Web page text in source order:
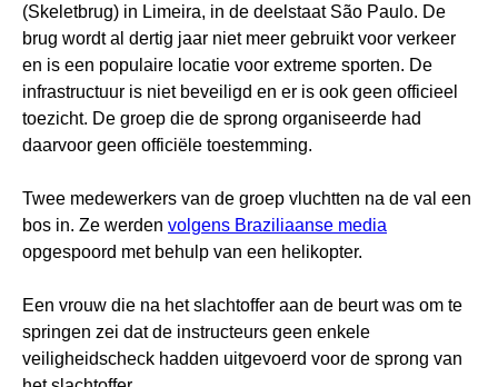
(Skeletbrug) in Limeira, in de deelstaat São Paulo. De
brug wordt al dertig jaar niet meer gebruikt voor verkeer
en is een populaire locatie voor extreme sporten. De
infrastructuur is niet beveiligd en er is ook geen officieel
toezicht. De groep die de sprong organiseerde had
daarvoor geen officiële toestemming.
Twee medewerkers van de groep vluchtten na de val een
bos in. Ze werden volgens Braziliaanse media
opgespoord met behulp van een helikopter.
Een vrouw die na het slachtoffer aan de beurt was om te
springen zei dat de instructeurs geen enkele
veiligheidscheck hadden uitgevoerd voor de sprong van